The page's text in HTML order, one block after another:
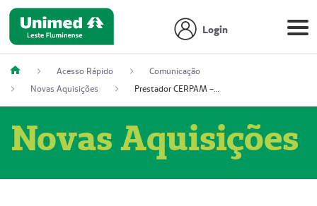
Login
Acesso Rápido
Comunicação
Novas Aquisições
Prestador CERPAM – Centro de Reabilitação S/S Ltda-ME (52004274-8)
Novas Aquisições